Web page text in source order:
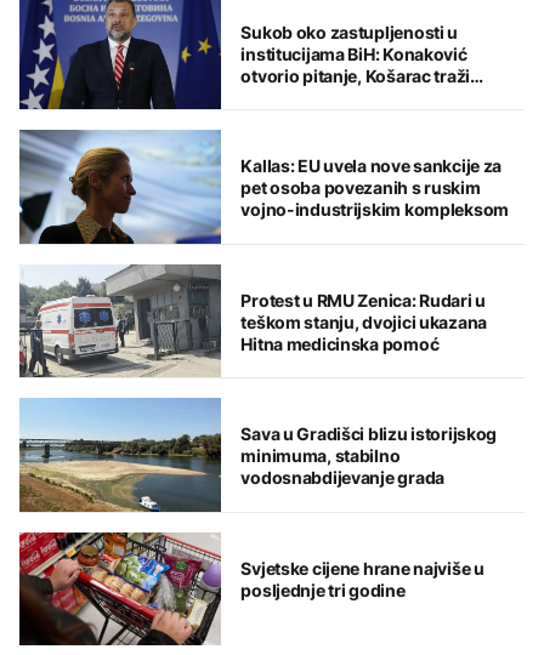
Sukob oko zastupljenosti u
institucijama BiH: Konaković
otvorio pitanje, Košarac traži
Kallas: EU uvela nove sankcije za
pet osoba povezanih s ruskim
vojno-industrijskim kompleksom
Protest u RMU Zenica: Rudari u
teškom stanju, dvojici ukazana
Hitna medicinska pomoć
Sava u Gradišci blizu istorijskog
minimuma, stabilno
vodosnabdijevanje grada
Svjetske cijene hrane najviše u
posljednje tri godine